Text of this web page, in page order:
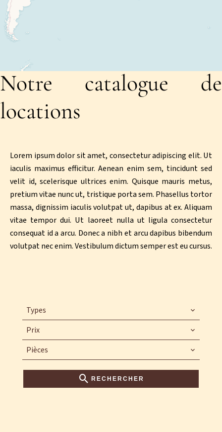
Notre catalogue de
locations
Lorem ipsum dolor sit amet, consectetur adipiscing elit. Ut
iaculis maximus efficitur. Aenean enim sem, tincidunt sed
velit id, scelerisque ultrices enim. Quisque mauris metus,
pretium vitae nunc ut, tristique porta sem. Phasellus tortor
massa, dignissim iaculis volutpat ut, dapibus at ex. Aliquam
vitae tempor dui. Ut laoreet nulla ut ligula consectetur
consequat id a arcu. Donec a nibh et arcu dapibus bibendum
volutpat nec enim. Vestibulum dictum semper est eu cursus.
Types
Prix
Pièces
RECHERCHER